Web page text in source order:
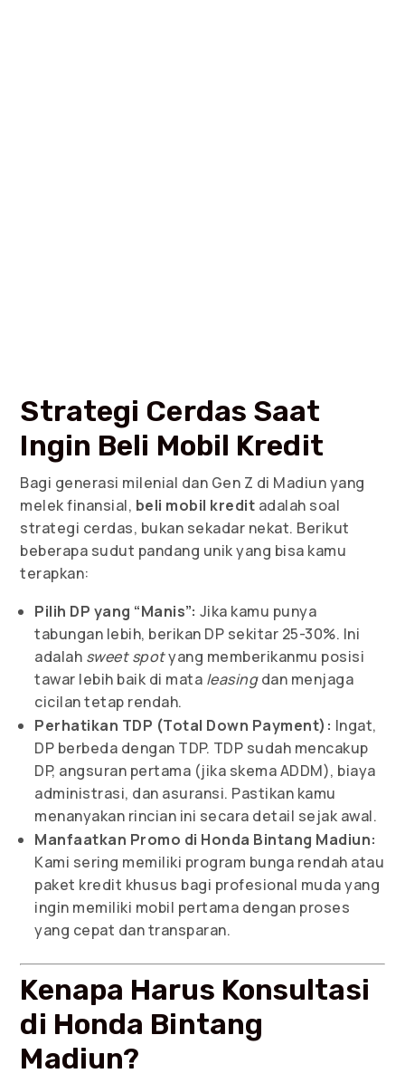
Strategi Cerdas Saat
Ingin Beli Mobil Kredit
Bagi generasi milenial dan Gen Z di Madiun yang
melek finansial, beli mobil kredit adalah soal
strategi cerdas, bukan sekadar nekat. Berikut
beberapa sudut pandang unik yang bisa kamu
terapkan:
Pilih DP yang “Manis”: Jika kamu punya
tabungan lebih, berikan DP sekitar 25-30%. Ini
adalah sweet spotyang memberikanmu posisi
tawar lebih baik di mata leasingdan menjaga
cicilan tetap rendah.
Perhatikan TDP (Total Down Payment): Ingat,
DP berbeda dengan TDP. TDP sudah mencakup
DP, angsuran pertama (jika skema ADDM), biaya
administrasi, dan asuransi. Pastikan kamu
menanyakan rincian ini secara detail sejak awal.
Manfaatkan Promo di Honda Bintang Madiun:
Kami sering memiliki program bunga rendah atau
paket kredit khusus bagi profesional muda yang
ingin memiliki mobil pertama dengan proses
yang cepat dan transparan.
Kenapa Harus Konsultasi
di Honda Bintang
Madiun?